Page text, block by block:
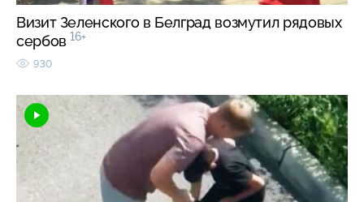
Визит Зеленского в Белград возмутил рядовых
сербов 16+
930